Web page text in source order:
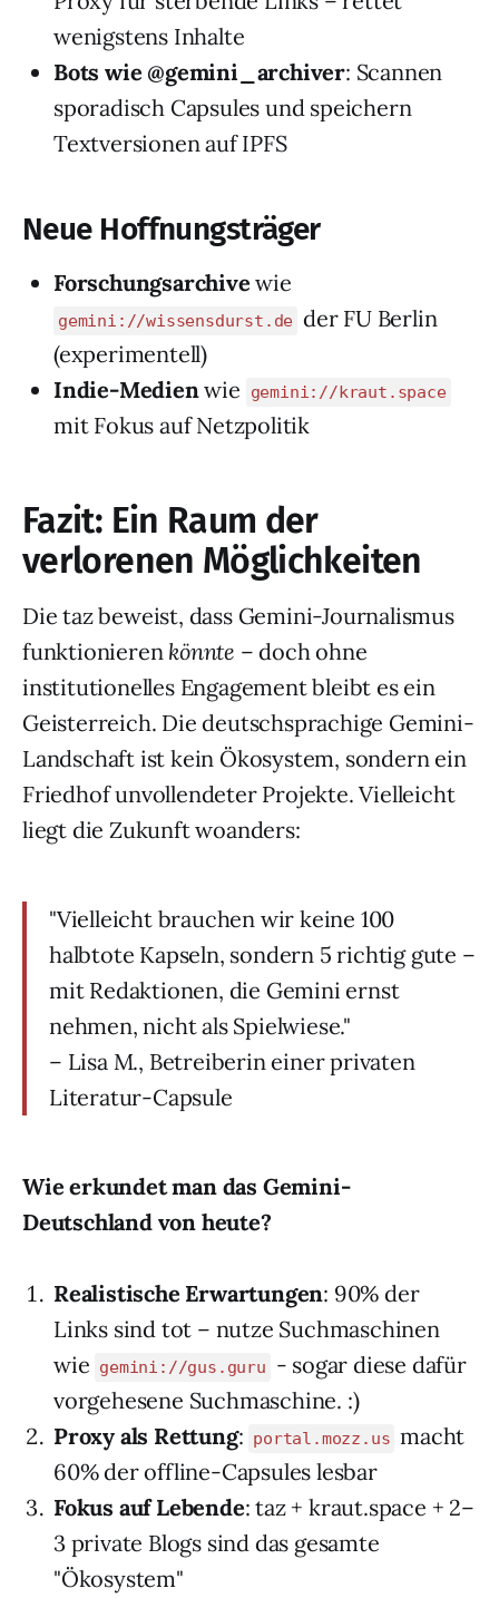
wenigstens Inhalte
Bots wie @gemini_archiver: Scannen
sporadisch Capsules und speichern
Textversionen auf IPFS
Neue Hoffnungsträger
Forschungsarchive wie
gemini://wissensdurst.de der FU Berlin
(experimentell)
Indie-Medienwie gemini://kraut.space
mit Fokus auf Netzpolitik
Fazit: Ein Raum der
verlorenen Möglichkeiten
Die taz beweist, dass Gemini-Journalismus
funktionieren könnte – doch ohne
institutionelles Engagement bleibt es ein
Geisterreich. Die deutschsprachige Gemini-
Landschaft ist kein Ökosystem, sondern ein
Friedhof unvollendeter Projekte. Vielleicht
liegt die Zukunft woanders:
"Vielleicht brauchen wir keine 100
halbtote Kapseln, sondern 5 richtig gute –
mit Redaktionen, die Gemini ernst
nehmen, nicht als Spielwiese."
– Lisa M., Betreiberin einer privaten
Literatur-Capsule
Wie erkundet man das Gemini-
Deutschland von heute?
Realistische Erwartungen: 90% der
Links sind tot – nutze Suchmaschinen
wie gemini://gus.guru
- sogar diese dafür
vorgehesene Suchmaschine. :)
Proxy als Rettung: portal.mozz.us macht
60% der offline-Capsules lesbar
Fokus auf Lebende: taz + kraut.space + 2–
3 private Blogs sind das gesamte
"Ökosystem"